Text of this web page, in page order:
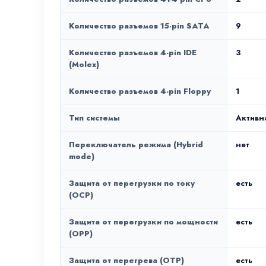
Количество разъемов 15-pin SATA 9
Количество разъемов 4-pin IDE
(Molex)
3
Количество разъемов 4-pin Floppy 1
Тип системы
Переключатель режима (Hybrid
mode)
нет
Защита от перегрузки по току
(OCP)
есть
Защита от перегрузки по мощности
(OPP)
есть
Защита от перегрева (OTP) есть